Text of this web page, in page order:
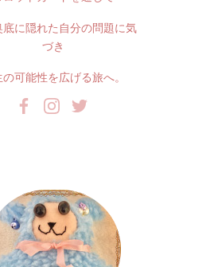
底に隠れた自分の問題に気
づき
の可能性を広げる旅へ。